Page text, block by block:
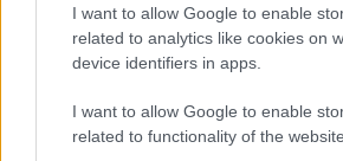
I want to allow Google to enable
related to analytics like cookies on
device identifiers in apps.
I want to allow Google to enable
related to functionality of the
kapor, kenyérhéj. Az első tétel,
fáradtság – szinte lomhának tűnne,
nem segítene a savaknak.
maradékcukor teszi
egyszerre igyekszik a connaisseur
fogyasztó kedvében járni. Egy